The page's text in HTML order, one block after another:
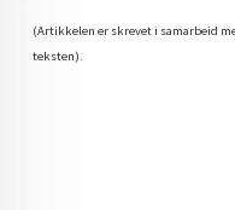
(Artikkelen er skrevet i samarbeid
teksten).